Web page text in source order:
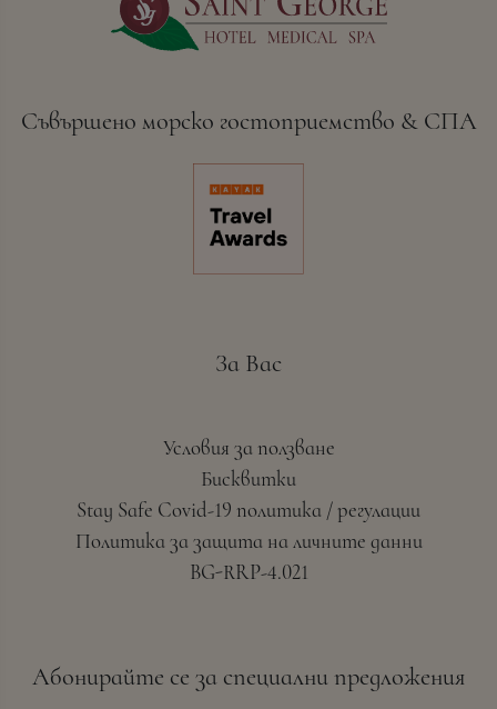
Съвършено морско гостоприемство & СПА
За Вас
Условия за ползване
Бисквитки
Stay Safe Covid-19 политика / регулации
Политика за защита на личните данни
BG-RRP-4.021
Абонирайте се за специални предложения